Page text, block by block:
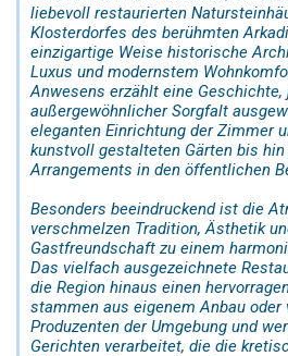
liebevoll restaurierten
Klosterdorfes des berühmten
einzigartige Weise historische
Luxus und modernstem
Anwesens erzählt eine
außergewöhnlicher Sorgfalt
eleganten Einrichtung der Zimmer
kunstvoll gestalteten Gärten bis
Arrangements in den öffentlichen
Besonders beeindruckend ist die
verschmelzen Tradition, Ästhetik
Gastfreundschaft zu einem
Das vielfach ausgezeichnete
die Region hinaus einen
stammen aus eigenem Anbau oder
Produzenten der Umgebung und
Gerichten verarbeitet, die die